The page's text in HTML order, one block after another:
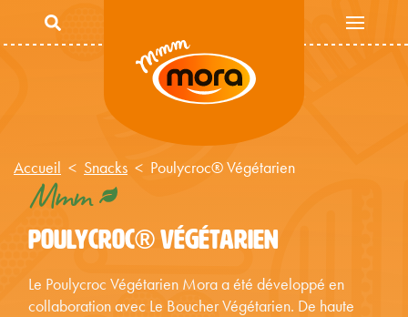
Aller au contenu principal
Accueil Snacks Poulycroc® Végétarien
Mmm
POULYCROC® VÉGÉTARIEN
Le Poulycroc Végétarien Mora a été développé en
collaboration avec Le Boucher Végétarien. De haute